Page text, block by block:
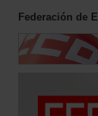
Federación de